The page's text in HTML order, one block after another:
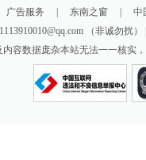
广告服务 东南之窗
中
（非诚勿扰
容数据庞杂本站无法一一核实